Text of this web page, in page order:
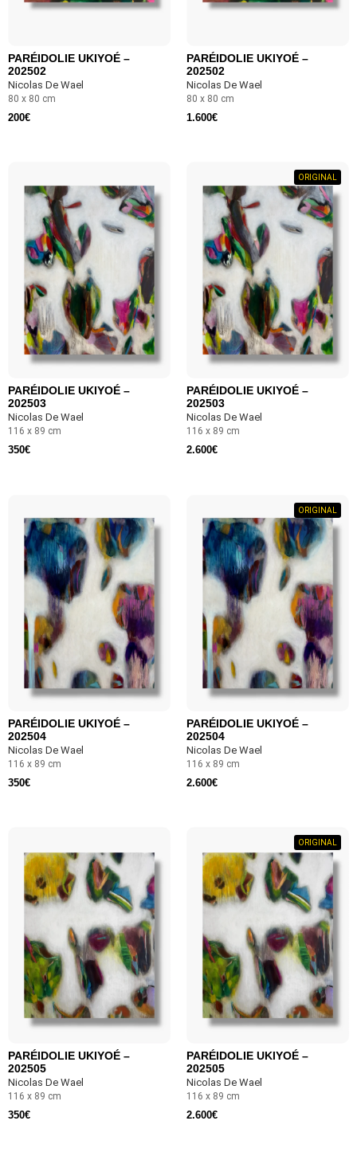
PARÉIDOLIE UKIYOÉ –
202502
Nicolas De Wael
80 x 80 cm
200€
PARÉIDOLIE UKIYOÉ –
202502
Nicolas De Wael
80 x 80 cm
1.600€
PARÉIDOLIE UKIYOÉ –
202503
Nicolas De Wael
116 x 89 cm
350€
ORIGINAL
PARÉIDOLIE UKIYOÉ –
202503
Nicolas De Wael
116 x 89 cm
2.600€
PARÉIDOLIE UKIYOÉ –
202504
Nicolas De Wael
116 x 89 cm
350€
ORIGINAL
PARÉIDOLIE UKIYOÉ –
202504
Nicolas De Wael
116 x 89 cm
2.600€
PARÉIDOLIE UKIYOÉ –
202505
Nicolas De Wael
116 x 89 cm
350€
ORIGINAL
PARÉIDOLIE UKIYOÉ –
202505
Nicolas De Wael
116 x 89 cm
2.600€